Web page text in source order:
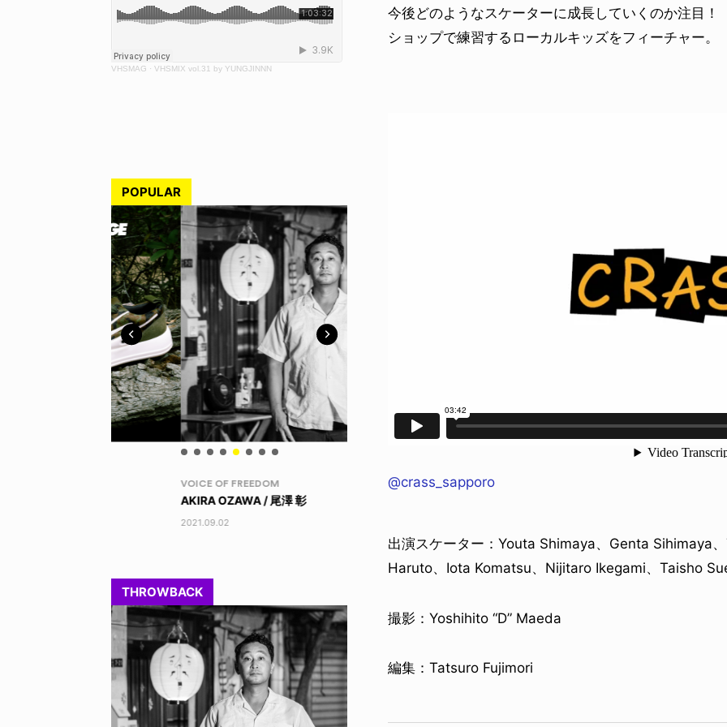
VHSMAG · VHSMIX vol.31 by YUNGJINNN
POPULAR
VOICE OF FREEDOM
AKIRA OZAWA / 尾澤 彰
RANDOM
THROWBACK
今後どのようなスケーターに成長していくのか注目！
ショップで練習するローカルキッズをフィーチャー。
@crass_sapporo
出演スケーター：Youta Shimaya、Genta Sihimaya
Haruto、Iota Komatsu、Nijitaro Ikegami、Taisho
撮影：Yoshihito “D” Maeda
編集：Tatsuro Fujimori